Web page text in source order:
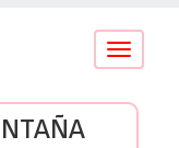
Conmutar